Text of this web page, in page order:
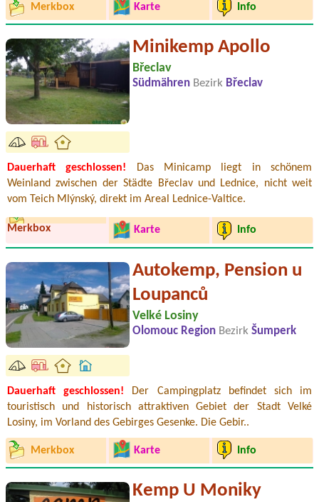
Merkbox Karte Info
Minikemp Apollo
Břeclav
Südmähren Bezirk Břeclav
Dauerhaft geschlossen! Das Minicamp liegt in schönem
Weinland zwischen der Städte Břeclav und Lednice, nicht weit
vom Teich Mlýnský, direkt im Areal Lednice-Valtice.
Merkbox Karte Info
Autokemp, Pension u
Loupanců
Velké Losiny
Olomouc Region Bezirk Šumperk
Dauerhaft geschlossen! Der Campingplatz befindet sich im
touristisch und historisch attraktiven Gebiet der Stadt Velké
Losiny, im Vorland des Gebirges Gesenke. Die Gebir..
Merkbox Karte Info
Kemp U Moniky